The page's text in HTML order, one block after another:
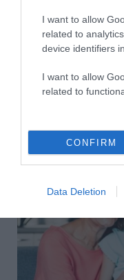
I want to allow
related to
device identifiers
I want to allow
related to
CONFIRM
Data Deletion
Így készíts bélbarát,